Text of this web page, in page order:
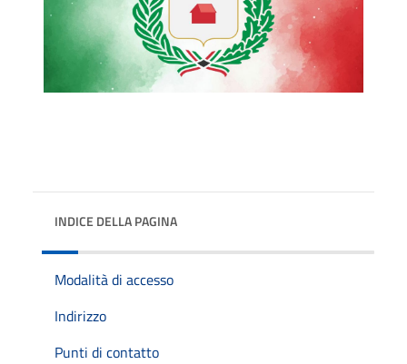
INDICE DELLA PAGINA
Modalità di accesso
Indirizzo
Punti di contatto